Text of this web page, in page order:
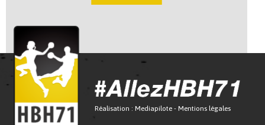
Réalisation : Mediapilote - Mentions légales